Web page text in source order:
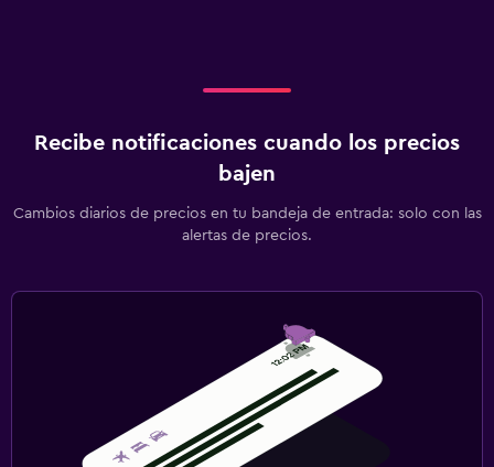
Recibe notificaciones cuando los precios
bajen
Cambios diarios de precios en tu bandeja de entrada: solo con las
alertas de precios.